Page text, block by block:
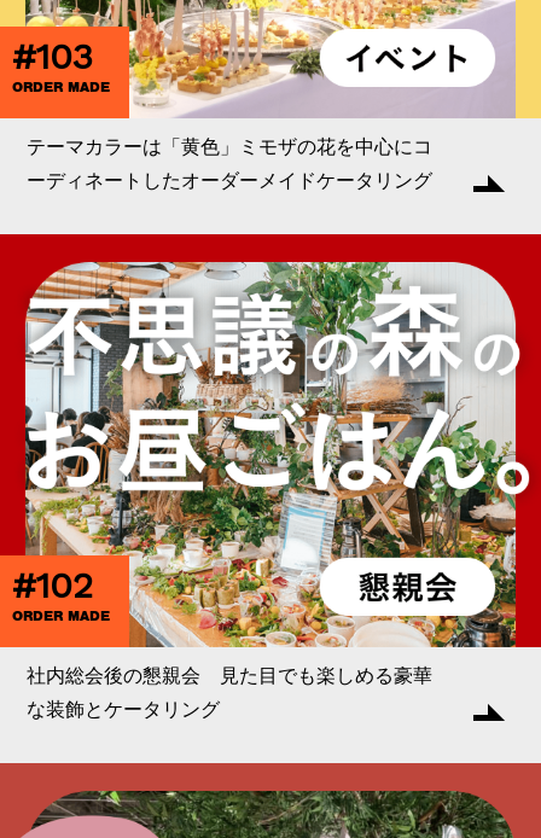
#103
ORDER MADE
テーマカラーは「黄色」ミモザの花を中心にコ
ーディネートしたオーダーメイドケータリング
#102
ORDER MADE
社内総会後の懇親会 見た目でも楽しめる豪華
な装飾とケータリング